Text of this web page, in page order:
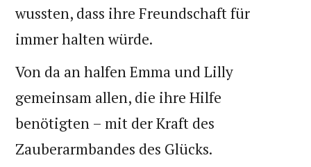
wussten, dass ihre Freundschaft für
immer halten würde.
Von da an halfen Emma und Lilly
gemeinsam allen, die ihre Hilfe
benötigten – mit der Kraft des
Zauberarmbandes des Glücks.